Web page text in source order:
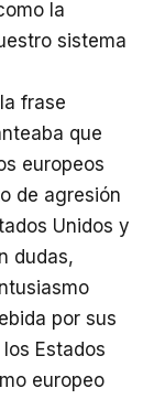
la
sistema
frase
que
europeos
de agresión
Unidos y
dudas,
por sus
Estados
europeo